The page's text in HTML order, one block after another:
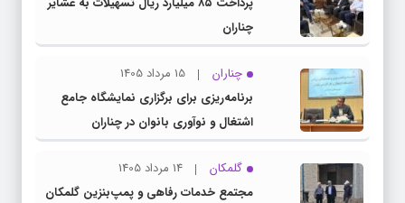
چناران
چناران
15 مرداد 1405
برنامه‌ریزی برای برگزاری نمایشگاه جامع
اشتغال و نوآوری بانوان در چناران
گلمکان
14 مرداد 1405
مجتمع خدمات رفاهی و پمپ‌بنزین گلمکان